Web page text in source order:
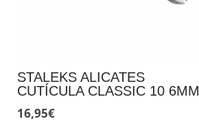
STALEKS ALICATES
CUTÍCULA CLASSIC 10 6MM
16,95€